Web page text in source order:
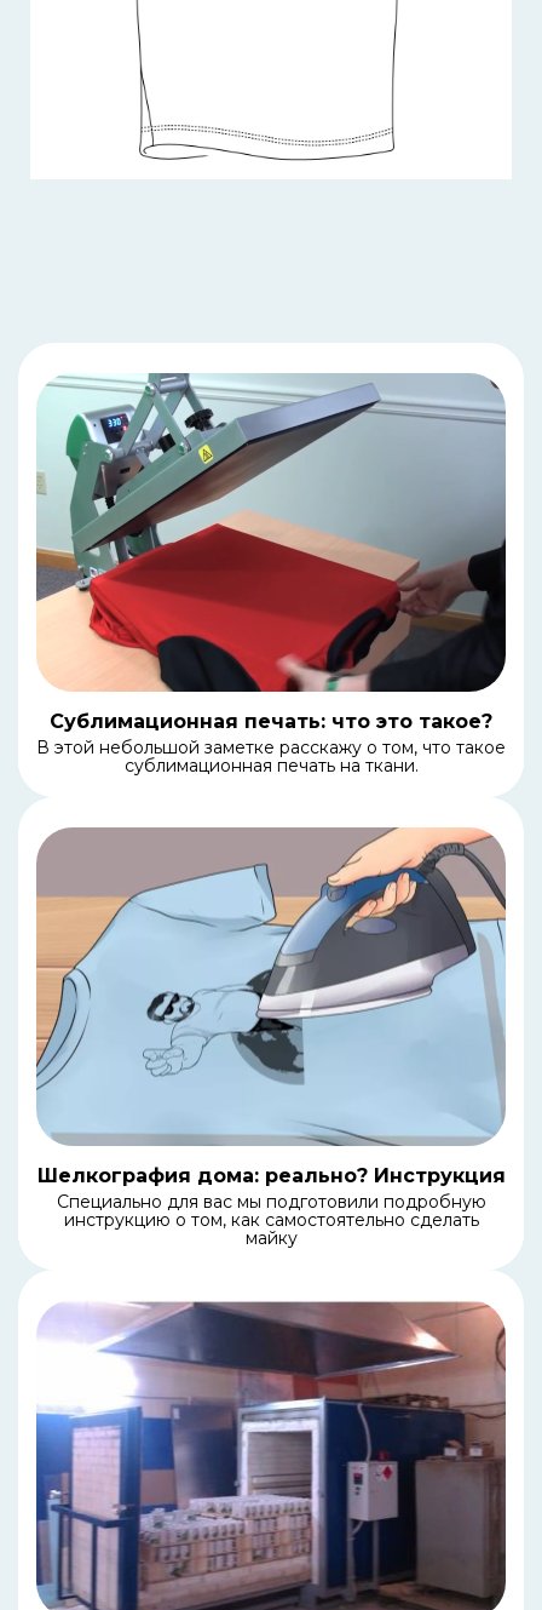
Сублимационная печать: что это такое?
В этой небольшой заметке расскажу о том, что такое
сублимационная печать на ткани.
Шелкография дома: реально? Инструкция
Специально для вас мы подготовили подробную
инструкцию о том, как самостоятельно сделать
майку